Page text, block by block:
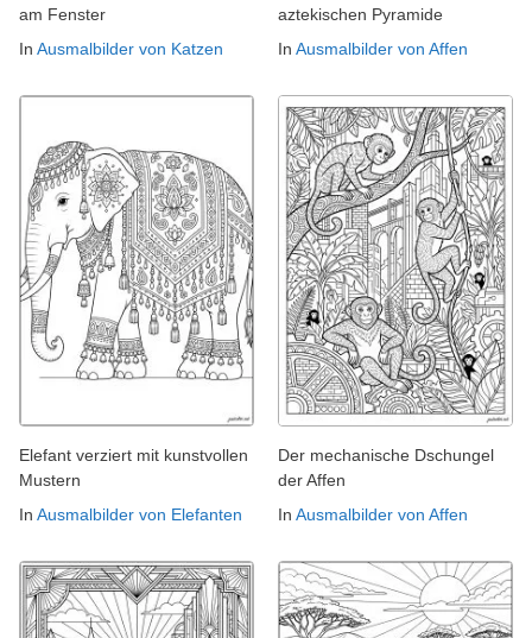
am Fenster
In Ausmalbilder von Katzen
aztekischen Pyramide
In Ausmalbilder von Affen
Elefant verziert mit kunstvollen
Mustern
In Ausmalbilder von Elefanten
Der mechanische Dschungel
der Affen
In Ausmalbilder von Affen